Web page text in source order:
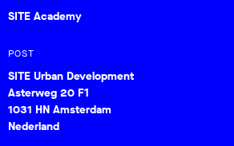
SITE Academy
POST
SITE Urban Development
Asterweg 20 F1
1031 HN Amsterdam
Nederland